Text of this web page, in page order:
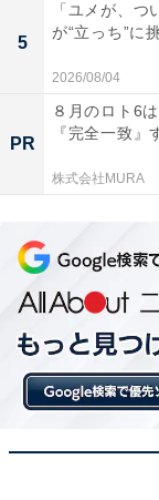
5
「ユメが、
が“立っち”に
2026/08/04
PR
８月のロト6
『完全一致』
株式会社MURA